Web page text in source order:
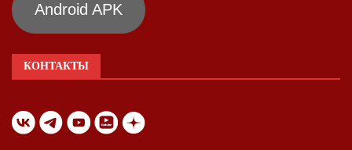
Android APK
КОНТАКТЫ